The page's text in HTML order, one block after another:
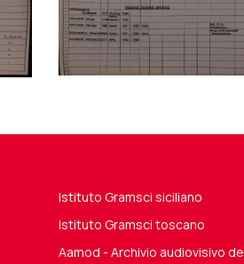
Istituto Gramsci siciliano
Istituto Gramsci toscano
Aamod - Archivio audiovisivo